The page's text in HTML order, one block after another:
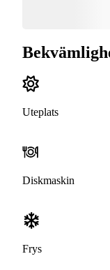
Uteplats
Diskmaskin
Frys